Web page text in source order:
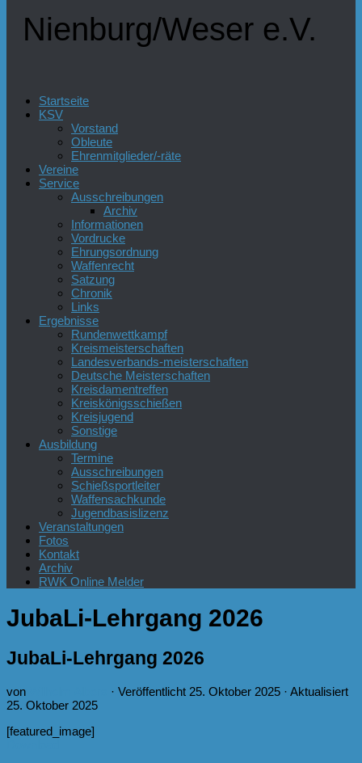
Nienburg/Weser e.V.
Startseite
KSV
Vorstand
Obleute
Ehrenmitglieder/-räte
Vereine
Service
Ausschreibungen
Archiv
Informationen
Vordrucke
Ehrungsordnung
Waffenrecht
Satzung
Chronik
Links
Ergebnisse
Rundenwettkampf
Kreismeisterschaften
Landesverbands-meisterschaften
Deutsche Meisterschaften
Kreisdamentreffen
Kreiskönigsschießen
Kreisjugend
Sonstige
Ausbildung
Termine
Ausschreibungen
Schießsportleiter
Waffensachkunde
Jugendbasislizenz
Veranstaltungen
Fotos
Kontakt
Archiv
RWK Online Melder
JubaLi-Lehrgang 2026
JubaLi-Lehrgang 2026
von · Veröffentlicht 25. Oktober 2025 · Aktualisiert
25. Oktober 2025
[featured_image]